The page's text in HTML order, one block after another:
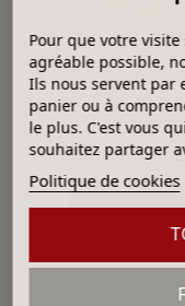
Aucun
Pour que votre
agréable possible,
Ils nous servent par
panier ou à
le plus. C'est vous
souhaitez partager
Politique de cookies